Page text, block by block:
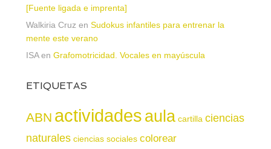
[Fuente ligada e imprenta]
Walkiria Cruz en Sudokus infantiles para entrenar la
mente este verano
ISAen Grafomotricidad. Vocales en mayúscula
ETIQUETAS
ABN actividadesaula cartilla ciencias
naturales ciencias sociales colorear